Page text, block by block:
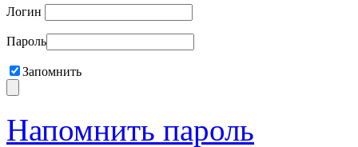
Логин
Пароль
Запомнить
Напомнить пароль